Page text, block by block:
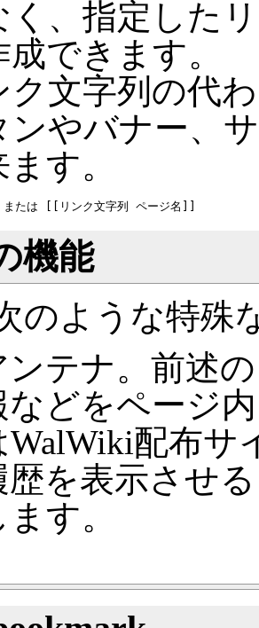
く、指定した
できます。
ク文字列の代
ンやバナー、
す。
機能
のような特殊
テナ。前述
などをページ
WalWiki配布サ
歴を表示させ
す。